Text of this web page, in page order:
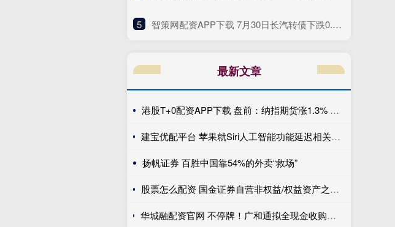
5 ​智策网配资APP下载 7月30日长汽转债下跌0.33%，转股溢价率101.65%
最新文章
港股T+0配资APP下载 盘前：纳指期货涨1.3% 布伦特原油下跌6.1%
建宝优配平台 苹果就Siri人工智能功能延迟相关诉讼达成和解 重心转向人工智能的交付
扬帆证券 百胜中国靠54%的外卖“救场”
股票怎么配资 国金证券自营非权益/权益资产之比最高 投行收入高达10亿元可利润仍为负值|券商年报
华城融配资官网 不停牌！广和通拟全现金收购航盛电子控制权，标的成立超32年，曾谋求A股独立上市